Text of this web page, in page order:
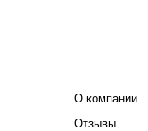
О компании
Отзывы